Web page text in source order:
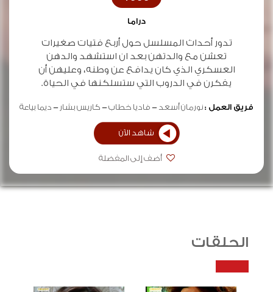
دراما
تدور أحداث المسلسل حول أربع فتيات صغيرات
تعشن مع والدتهن بعد ان استشهد والدهن
العسكري الذي كان يدافع عن وطنه، وعليهن أن
يفكرن في الدروب التي ستسلكنها في الحياة.
فريق العمل :نورمان أسعد فاديا خطاب كاريس بشار ديما بياعة
شاهد الآن
أضف إلى المفضلة
الحلقات